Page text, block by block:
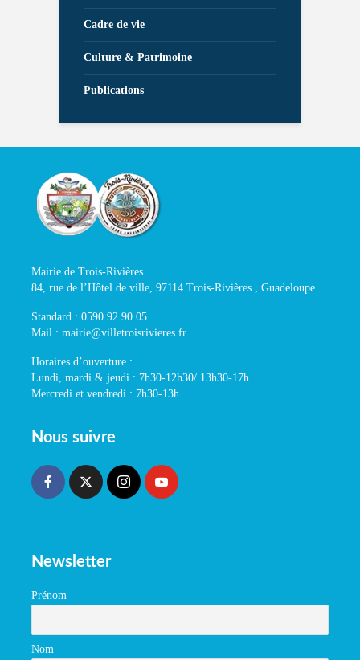
Cadre de vie
Culture & Patrimoine
Publications
Mairie de Trois-Rivières
84, rue de l’Hôtel de ville, 97114 Trois-Rivières , Guadeloupe
Standard : 0590 92 90 05
Mail : mairie@villetroisrivieres.fr
Horaires d’ouverture :
Lundi, mardi & jeudi : 7h30-12h30/ 13h30-17h
Mercredi et vendredi : 7h30-13h
Nous suivre
Newsletter
Prénom
Nom